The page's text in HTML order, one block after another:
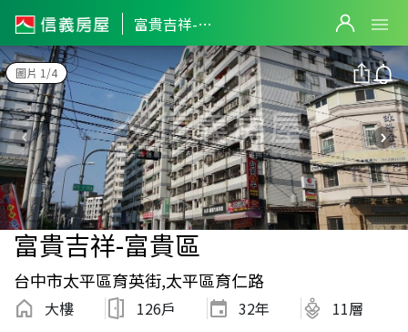
富貴吉祥-富貴區
圖片 1/4
富貴吉祥-富貴區
台中市太平區育英街,太平區育仁路
大樓 126戶 32年 11層